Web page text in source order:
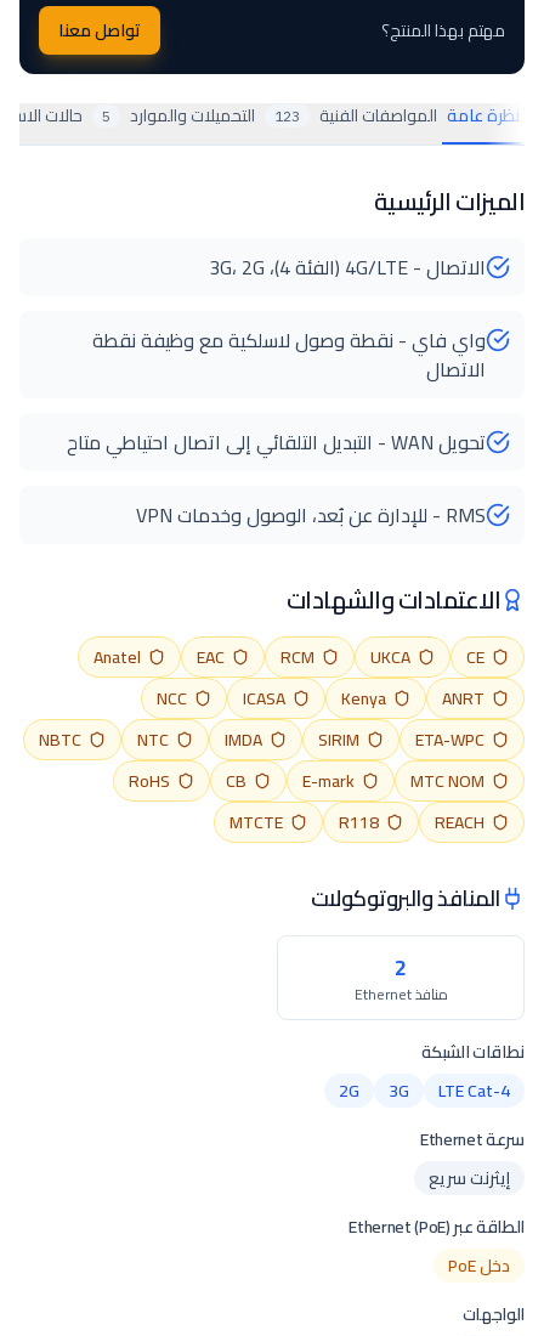
مهتم بهذا المنتج؟ تواصل معنا
نظرة عامة المواصفات الفنية 123 التحميلات والموارد 5 حالات
الميزات الرئيسية
الاتصال - 4G/LTE (الفئة 4)، 3G، 2G
واي فاي - نقطة وصول لاسلكية مع وظيفة نقطة
الاتصال
تحويل WAN - التبديل التلقائي إلى اتصال احتياطي متاح
RMS - للإدارة عن بُعد، الوصول وخدمات VPN
الاعتمادات والشهادات
CE
UKCA
RCM
EAC
Anatel
ANRT
Kenya
ICASA
NCC
ETA-WPC
SIRIM
IMDA
NTC
NBTC
MTC NOM
E-mark
CB
RoHS
REACH
R118
MTCTE
المنافذ والبروتوكولات
2
منافذ Ethernet
نطاقات الشبكة
LTE Cat-4
3G
2G
سرعة Ethernet
إيثرنت سريع
الطاقة عبر Ethernet (PoE)
دخل PoE
الواجهات